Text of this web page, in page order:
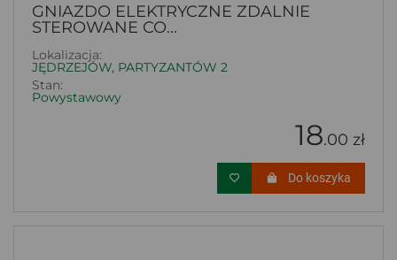
GNIAZDO ELEKTRYCZNE ZDALNIE
STEROWANE CO...
Lokalizacja:
JĘDRZEJÓW, PARTYZANTÓW 2
Stan:
Powystawowy
18.00 zł
Do koszyka